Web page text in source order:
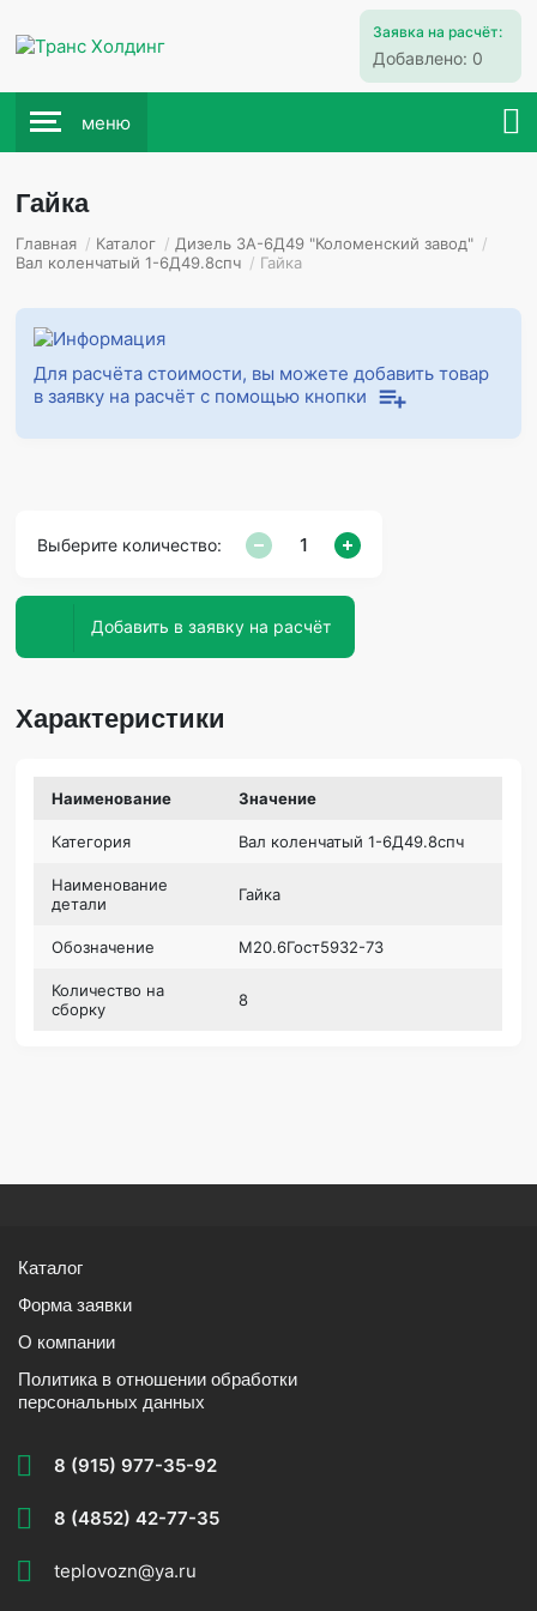
Заявка на расчёт:
Добавлено: 0
меню
Гайка
Главная / Каталог / Дизель 3А-6Д49 "Коломенский завод" /
Вал коленчатый 1-6Д49.8спч / Гайка
Для расчёта стоимости, вы можете добавить товар
в заявку на расчёт с помощью кнопки
Выберите количество:
Добавить в заявку на расчёт
Характеристики
Наименование Значение
Категория Вал коленчатый 1-6Д49.8спч
Наименование
детали
Гайка
Обозначение М20.6Гост5932-73
Количество на
сборку
8
Каталог
Форма заявки
О компании
Политика в отношении обработки
персональных данных
8 (915) 977-35-92
8 (4852) 42-77-35
teplovozn@ya.ru